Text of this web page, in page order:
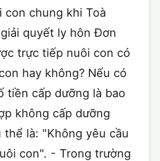
con chung khi Toà
quyết ly hôn Đơn
trực tiếp nuôi con có
hay không? Nếu có
tiền cấp dưỡng là bao
không cấp dưỡng
là: "Không yêu cầu
con". - Trong trường